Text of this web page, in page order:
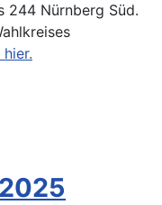
244 Nürnberg Süd.